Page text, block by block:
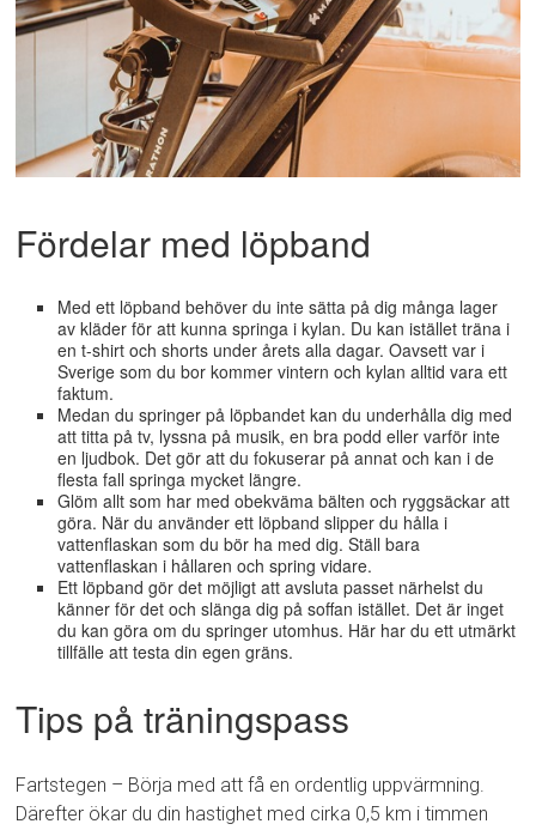
Fördelar med löpband
Med ett löpband behöver du inte sätta på dig många lager
av kläder för att kunna springa i kylan. Du kan istället träna i
en t-shirt och shorts under årets alla dagar. Oavsett var i
Sverige som du bor kommer vintern och kylan alltid vara ett
faktum.
Medan du springer på löpbandet kan du underhålla dig med
att titta på tv, lyssna på musik, en bra podd eller varför inte
en ljudbok. Det gör att du fokuserar på annat och kan i de
flesta fall springa mycket längre.
Glöm allt som har med obekväma bälten och ryggsäckar att
göra. När du använder ett löpband slipper du hålla i
vattenflaskan som du bör ha med dig. Ställ bara
vattenflaskan i hållaren och spring vidare.
Ett löpband gör det möjligt att avsluta passet närhelst du
känner för det och slänga dig på soffan istället. Det är inget
du kan göra om du springer utomhus. Här har du ett utmärkt
tillfälle att testa din egen gräns.
Tips på träningspass
Fartstegen – Börja med att få en ordentlig uppvärmning.
Därefter ökar du din hastighet med cirka 0,5 km i timmen